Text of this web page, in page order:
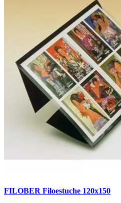
FILOBER Filoestuche 120x150